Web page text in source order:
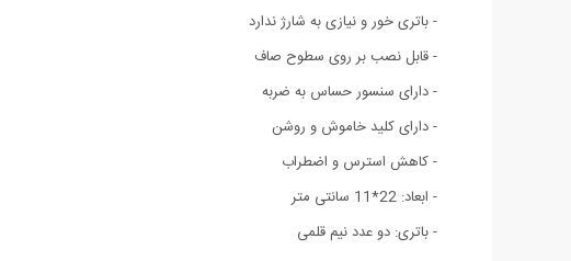
- باتری خور و نیازی به شارژ ندارد
- قابل نصب بر روی سطوح صاف
- دارای سنسور حساس به ضربه
- دارای کلید خاموش و روشن
- کاهش استرس و اضطراب
- ابعاد: 22*11 سانتی متر
- باتری: دو عدد نیم قلمی